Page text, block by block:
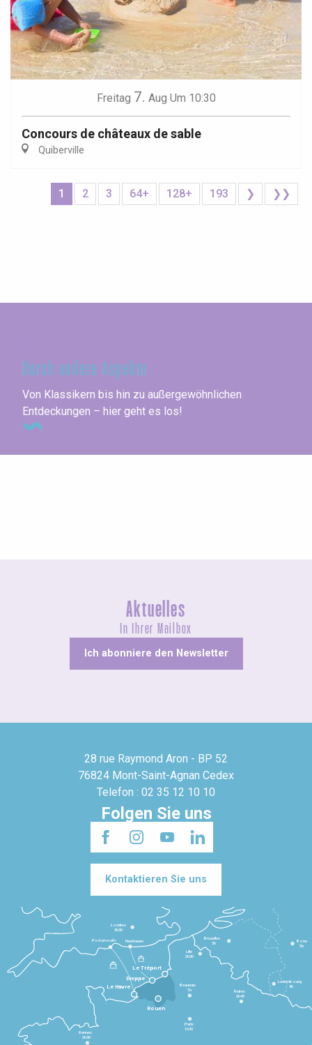
Freitag 7. Aug Um 10:30
Concours de châteaux de sable
Quiberville
1 2 3 64+ 128+ 193 ❯ ❯❯
Durch andere Aspekte
Von Klassikern bis hin zu außergewöhnlichen
Entdeckungen – hier geht es los!
Aktuelles
In Ihrer Mailbox
Ich abonniere den Newsletter
28 rue Raymond Aron - BP 52
76824 Mont-Saint-Agnan Cedex
Telefon : 02 35 12 10 10
Folgen Sie uns
Kontaktieren Sie uns
Le Havre
Dieppe
Le Tréport
Rennes
2h30
Paris
1h30
Beauvais
1h
Reims
2h45
Lille
2h30
Bruxelles
3h
Londres
3h30
Newhaven
Portsmouth
Bonn
5h
Luxembourg
4h
Rouen